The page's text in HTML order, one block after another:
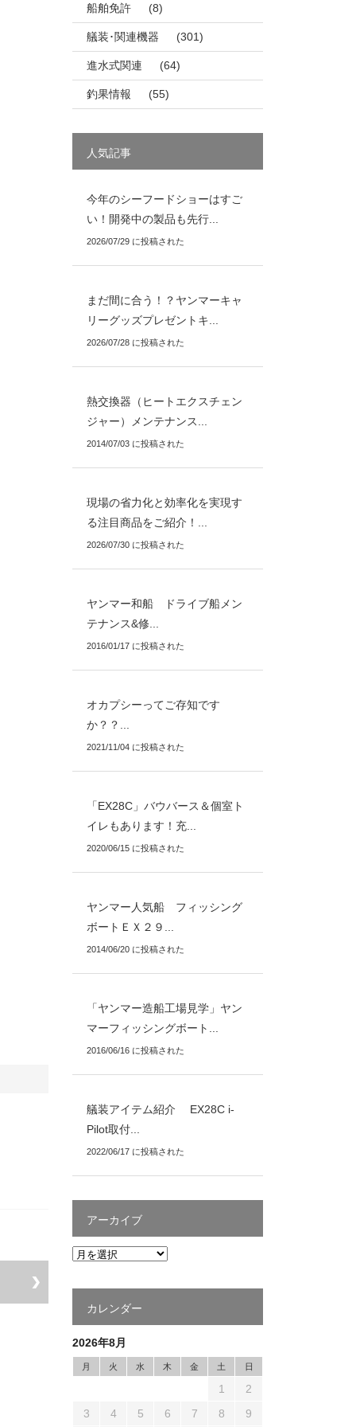
船舶免許 (8)
艤装･関連機器 (301)
進水式関連 (64)
釣果情報 (55)
人気記事
今年のシーフードショーはすご
い！開発中の製品も先行...
2026/07/29 に投稿された
まだ間に合う！？ヤンマーキャ
リーグッズプレゼントキ...
2026/07/28 に投稿された
熱交換器（ヒートエクスチェン
ジャー）メンテナンス...
2014/07/03 に投稿された
現場の省力化と効率化を実現す
る注目商品をご紹介！...
2026/07/30 に投稿された
ヤンマー和船 ドライブ船メン
テナンス&修...
2016/01/17 に投稿された
オカプシーってご存知です
か？？...
2021/11/04 に投稿された
「EX28C」バウバース＆個室ト
イレもあります！充...
2020/06/15 に投稿された
ヤンマー人気船 フィッシング
ボートＥＸ２９...
2014/06/20 に投稿された
「ヤンマー造船工場見学」ヤン
マーフィッシングボート...
2016/06/16 に投稿された
艤装アイテム紹介 EX28C i-
Pilot取付...
2022/06/17 に投稿された
アーカイブ
カレンダー
2026年8月
月 火 水 木 金 土 日
1
2
3
4 5 6 7 8 9